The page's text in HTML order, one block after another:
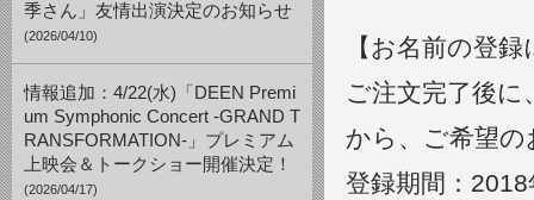
季さん」友情出演決定のお知らせ
(2026/04/10)
情報追加：4/22(水)「DEEN Premi
um Symphonic Concert -GRAND T
RANSFORMATION-」プレミアム
上映会＆トークショー開催決定！
(2026/04/17)
【お名前の登
ご注文完了後
から、ご希望
登録期間：